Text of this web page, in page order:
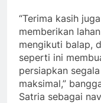
“Terima kasih
memberikan
mengikuti balap,
seperti ini
persiapkan
maksimal,”
Satria sebagai